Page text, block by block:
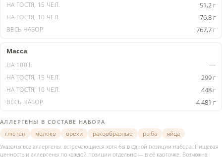
51,2 г
76,8 г
767,7 г
Масса
—
299 г
448 г
4 481 г
АЛЛЕРГЕНЫ В СОСТАВЕ НАБОРА
глютен
молоко орехи ракообразные рыба
яйца
Указаны все аллергены, встречающиеся хотя бы в одной позиции набора. Пищевая
ценность и аллергены по каждой позиции отдельно — в её карточке. Возможна